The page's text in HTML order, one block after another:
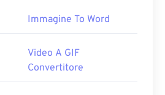
Immagine To Word
Video A GIF
Convertitore